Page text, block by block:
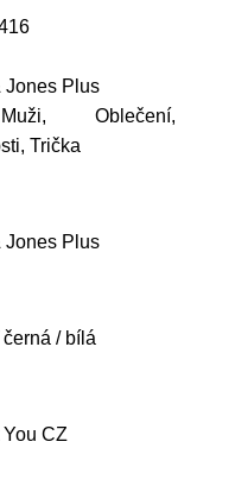
Jones Plus
Oblečení,
Trička
Jones Plus
/ bílá
CZ